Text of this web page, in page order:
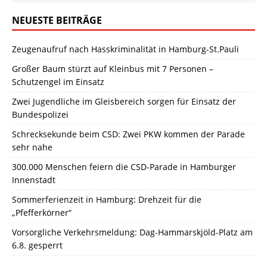
NEUESTE BEITRÄGE
Zeugenaufruf nach Hasskriminalität in Hamburg-St.Pauli
Großer Baum stürzt auf Kleinbus mit 7 Personen –
Schutzengel im Einsatz
Zwei Jugendliche im Gleisbereich sorgen für Einsatz der
Bundespolizei
Schrecksekunde beim CSD: Zwei PKW kommen der Parade
sehr nahe
300.000 Menschen feiern die CSD-Parade in Hamburger
Innenstadt
Sommerferienzeit in Hamburg: Drehzeit für die
„Pfefferkörner“
Vorsorgliche Verkehrsmeldung: Dag-Hammarskjöld-Platz am
6.8. gesperrt